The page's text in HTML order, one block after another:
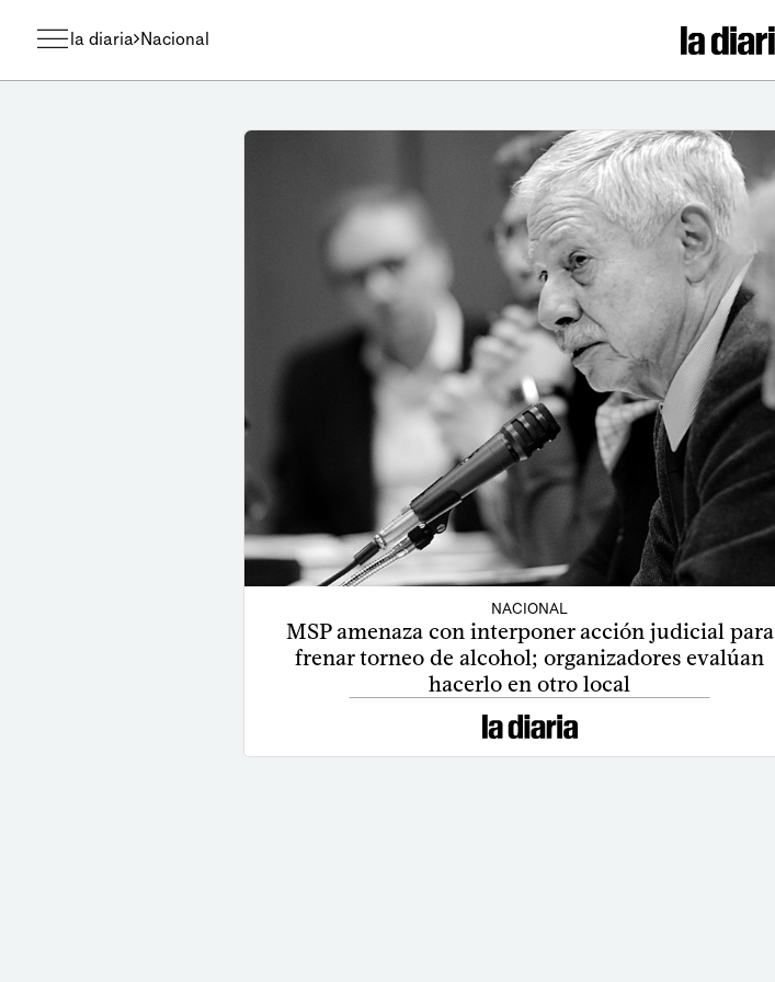
la diaria Nacional
NACIONAL
MSP amenaza con interponer acción judicial para
frenar torneo de alcohol; organizadores evalúan
hacerlo en otro local